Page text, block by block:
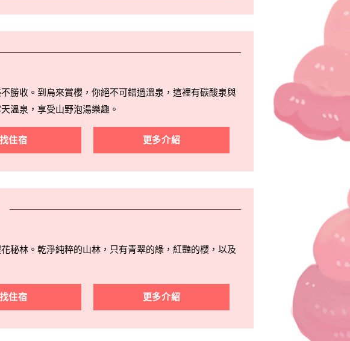
勝收。到烏來賞櫻，你絕不可錯過溫泉，這裡有碳酸泉與
溫泉，享受山野泡湯樂趣。
更多介紹
找住宿
秘林。乾淨純粹的山林，只有青翠的綠，紅豔的櫻，以及
更多介紹
找住宿